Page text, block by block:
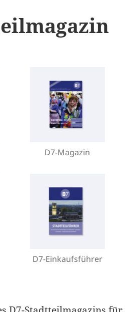
D7-Magazin
D7-Einkaufsführer